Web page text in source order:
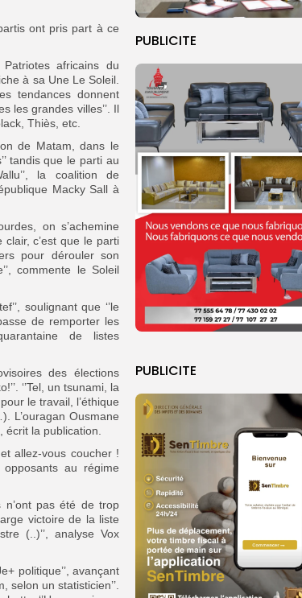
PUBLICITE
PUBLICITE
ont pris part à ce
Patriotes africains du
à sa Une Le Soleil.
tendances donnent
les grandes villes’’. Il
Thiès, etc.
de Matam, dans le
tandis que le parti au
la coalition de
Macky Sall à
on s’achemine
c’est que le parti
pour dérouler son
commente le Soleil
soulignant que ‘’le
de remporter les
de listes
des élections
‘’Tel, un tsunami, la
le travail, l’éthique
L’ouragan Ousmane
écrit la publication.
allez-vous coucher !
opposants au régime
pas été de trop
victoire de la liste
(..)’’, analyse Vox
politique’’, avançant
selon un statisticien’’.